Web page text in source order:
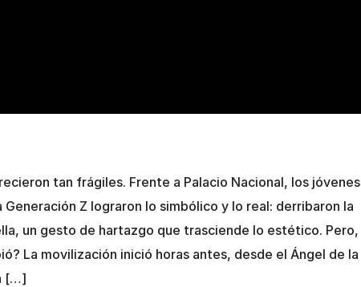
tan frágiles. Frente a Palacio Nacional, los jóvenes
Z lograron lo simbólico y lo real: derribaron la
un gesto de hartazgo que trasciende lo estético. Pero,
La movilización inició horas antes, desde el Ángel de la
[…]